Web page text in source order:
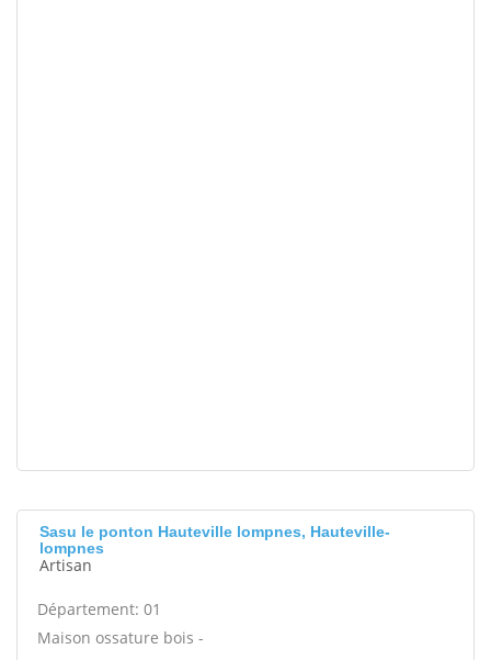
Sasu le ponton Hauteville lompnes, Hauteville-
lompnes
Artisan
Département: 01
Maison ossature bois -